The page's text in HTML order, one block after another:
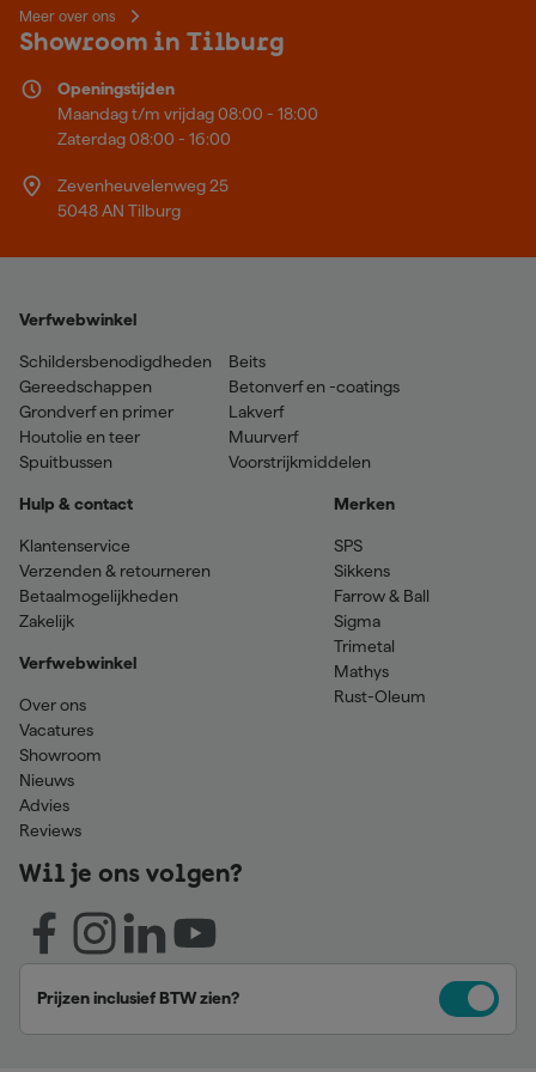
Meer over ons
Showroom in Tilburg
Openingstijden
Maandag t/m vrijdag 08:00 - 18:00
Zaterdag 08:00 - 16:00
Zevenheuvelenweg 25
5048 AN Tilburg
Verfwebwinkel
Schildersbenodigdheden
Gereedschappen
Grondverf en primer
Houtolie en teer
Spuitbussen
Beits
Betonverf en -coatings
Lakverf
Muurverf
Voorstrijkmiddelen
Hulp & contact
Klantenservice
Verzenden & retourneren
Betaalmogelijkheden
Zakelijk
Verfwebwinkel
Over ons
Vacatures
Showroom
Nieuws
Advies
Reviews
Merken
SPS
Sikkens
Farrow & Ball
Sigma
Trimetal
Mathys
Rust-Oleum
Wil je ons volgen?
Prijzen inclusief BTW zien?